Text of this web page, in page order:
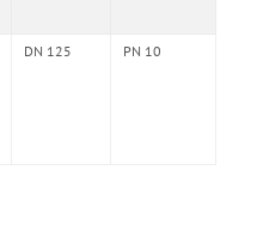
DN 125 PN 10